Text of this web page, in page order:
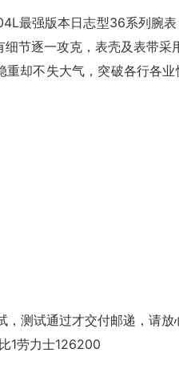
最‌强版本日‌志型36系‎列腕
节逐一‎攻克，表壳‎及表带‌
却不‎失大气‌，突破各行各
测试通过才交付邮递，请放
1劳力士126200